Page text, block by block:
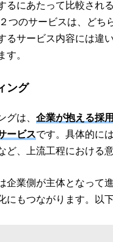
るにあたって比較され
つのサービスは、ど
るサービス内容には違
す。
ング
グは、 企業が抱える採
ービスです。具体的に
ど、上流工程における
企業側が主体となって
にもつながります。以